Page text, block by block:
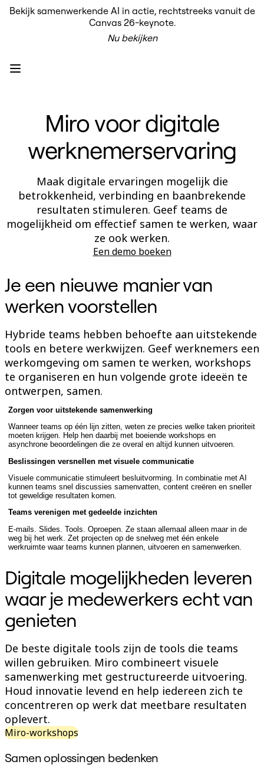
Product
Intelligent Canvas™
MCP-server
AI Playbooks ontdekken
MCP-server
Blueprints
Beveiliging
Enterprise Guard
Developer Platform
Apps downloaden
Indelingen
Whiteboard
Diagrammen
Kanban
Tabellen
Documenten
Slides
Toepassing
AI Playbooks ontdekken
Ontdek Miroverse
Algemeen
Diagramming
Workshops
Brainstorming
Concept Maps
Flowcharts
Gespecialiseerd
Roadmapping
Technisch ontwerp en documentatie
Prototypes en wireframes
Customer Journey Mapping
Onderzoekssynthese
Ontwerpworkshops
Planning & Delivery
Doelplanning
Organisatieontwerp
Oplossingen
Kleine bedrijven
Start-ups
Per branche
Professionele dienstverlening
Retail
Financiële dienstverlening
Levenswetenschappen en farmacie
Per team
Productbeheer
Design en UX
Engineering
Bedrijfsactiviteiten
Marketing
IT
Per strategisch initiatief
Bekijk samenwerkende AI in actie, rechtstreeks vanuit de
Canvas 26-keynote.
Nu bekijken
Miro voor digitale
werknemerservaring
Maak digitale ervaringen mogelijk die
betrokkenheid, verbinding en baanbrekende
resultaten stimuleren. Geef teams de
mogelijkheid om effectief samen te werken, waar
ze ook werken.
Een demo boeken
Je een nieuwe manier van
werken voorstellen
Hybride teams hebben behoefte aan uitstekende
tools en betere werkwijzen. Geef werknemers een
werkomgeving om samen te werken, workshops
te organiseren en hun volgende grote ideeën te
ontwerpen, samen.
Zorgen voor uitstekende samenwerking
Wanneer teams op één lijn zitten, weten ze precies welke taken prioriteit
moeten krijgen. Help hen daarbij met boeiende workshops en
asynchrone beoordelingen die ze overal en altijd kunnen uitvoeren.
Beslissingen versnellen met visuele communicatie
Visuele communicatie stimuleert besluitvorming. In combinatie met AI
kunnen teams snel discussies samenvatten, content creëren en sneller
tot geweldige resultaten komen.
Teams verenigen met gedeelde inzichten
E-mails. Slides. Tools. Oproepen. Ze staan allemaal alleen maar in de
weg bij het werk. Zet projecten op de snelweg met één enkele
werkruimte waar teams kunnen plannen, uitvoeren en samenwerken.
Digitale mogelijkheden leveren
waar je medewerkers echt van
genieten
De beste digitale tools zijn de tools die teams
willen gebruiken. Miro combineert visuele
samenwerking met gestructureerde uitvoering.
Houd innovatie levend en help iedereen zich te
concentreren op werk dat meetbare resultaten
oplevert.
Miro-workshops
Samen oplossingen bedenken